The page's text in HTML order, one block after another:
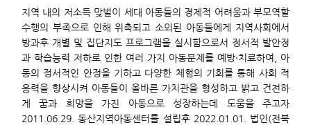
지역 내의 저소득 맞벌이 세대 아동들의 경제적 어려움과 부모역할
수행의 부족으로 인해 위축되고 소외된 아동들에게 지역사회에서
방과후 개별 및 집단지도 프로그램을 실시함으로서 정서적 발안정
과 학습능력 저하로 인한 여러 가지 아동문제를 예방·치료하여, 아
동의 정서적인 안정을 기하고 다양한 체험의 기회를 통해 사회 적
응력을 향상시켜 아동들이 올바른 가치관을 형성하고 밝고 건전하
게 꿈과 희망을 가진 아동으로 성장하는데 도움을 주고자
2011.06.29. 동산지역아동센터를 설립후 2022.01.01. 법인(전북